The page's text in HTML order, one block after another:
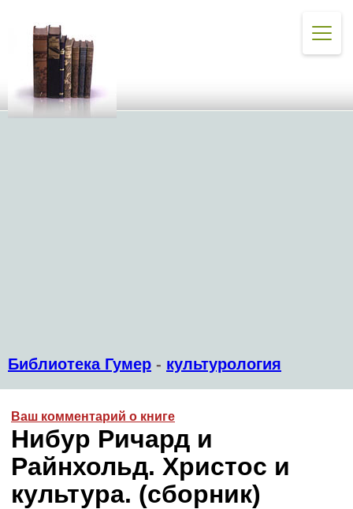
Библиотека Гумер - культурология
Ваш комментарий о книге
Нибур Ричард и
Райнхольд. Христос и
культура. (сборник)